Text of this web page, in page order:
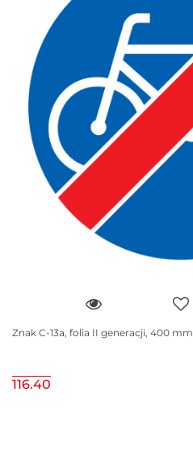
Znak C-13a, folia II generacji, 400 mm
116.40